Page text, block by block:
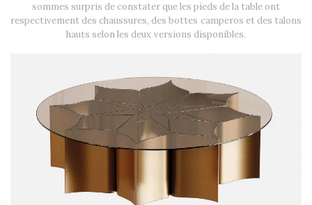
sommes surpris de constater que les pieds de la table ont
respectivement des chaussures, des bottes camperos et des talons
hauts selon les deux versions disponibles.